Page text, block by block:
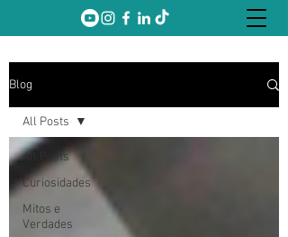
Blog
All Posts
Curiosidades
Mitos e
Verdades
All Posts